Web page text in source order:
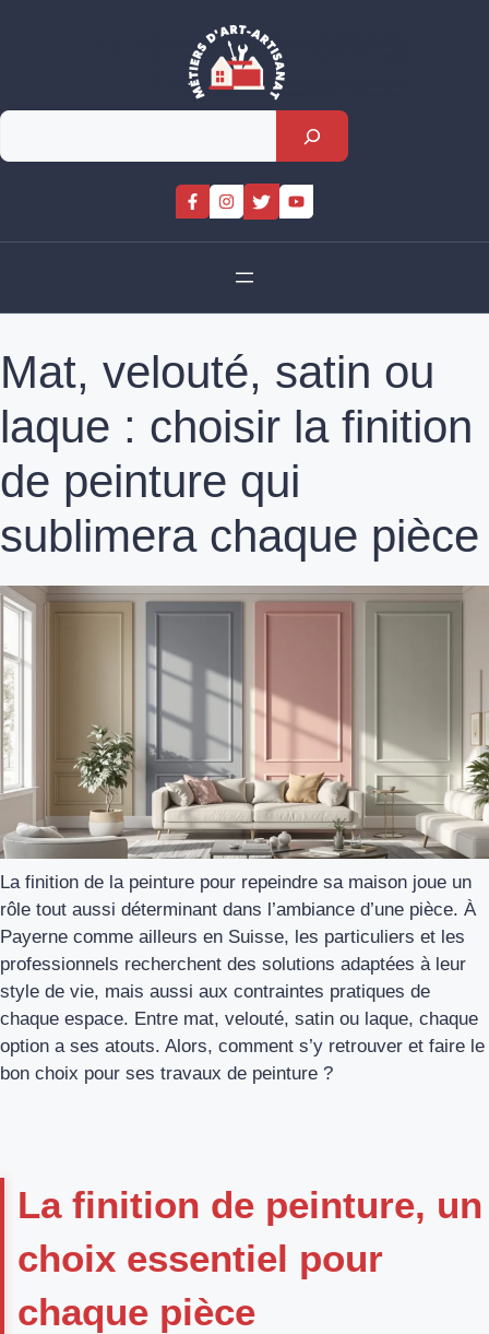
Rechercher
Mat, velouté, satin ou
laque : choisir la finition
de peinture qui
sublimera chaque pièce
La finition de la peinture pour repeindre sa maison joue un
rôle tout aussi déterminant dans l’ambiance d’une pièce. À
Payerne comme ailleurs en Suisse, les particuliers et les
professionnels recherchent des solutions adaptées à leur
style de vie, mais aussi aux contraintes pratiques de
chaque espace. Entre mat, velouté, satin ou laque, chaque
option a ses atouts. Alors, comment s’y retrouver et faire le
bon choix pour ses travaux de peinture ?
La finition de peinture, un
choix essentiel pour
chaque pièce